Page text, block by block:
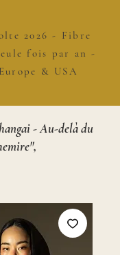
2026 - Fibre
fois par an -
& USA
- Au-delà du